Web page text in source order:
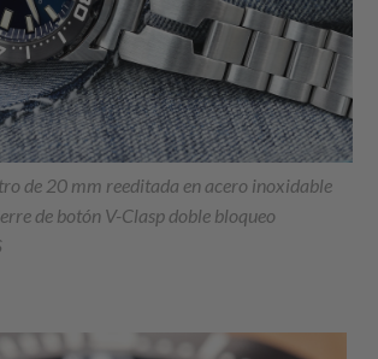
de 20 mm reeditada en acero inoxidable
de botón V-Clasp doble bloqueo